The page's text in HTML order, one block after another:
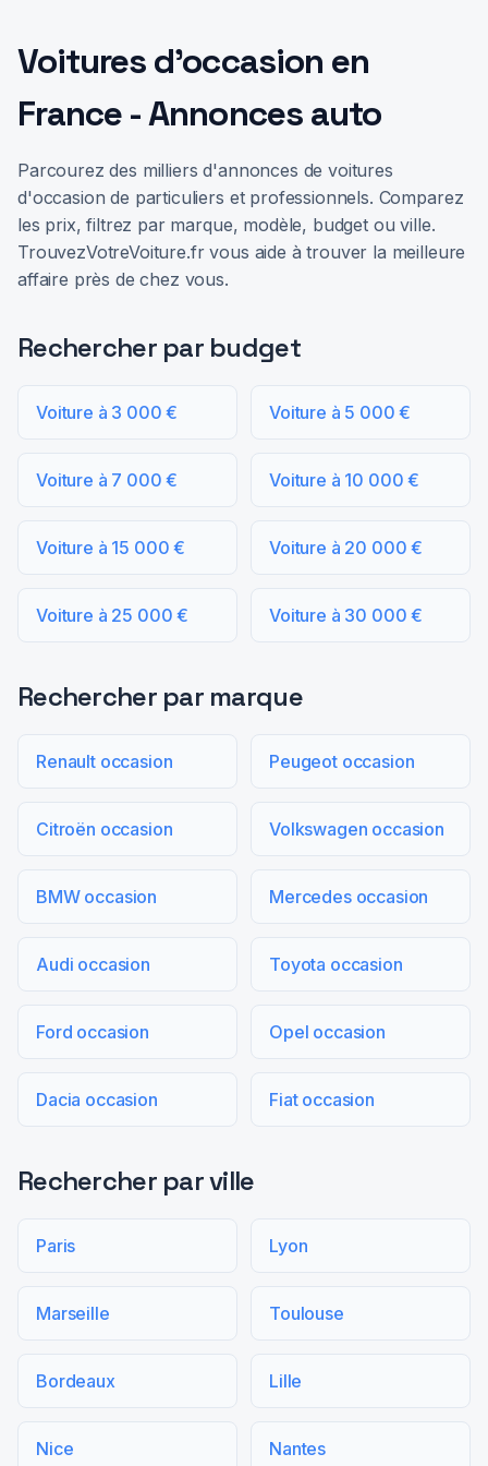
Voitures d'occasion en
France - Annonces auto
Parcourez des milliers d'annonces de voitures
d'occasion de particuliers et professionnels. Comparez
les prix, filtrez par marque, modèle, budget ou ville.
TrouvezVotreVoiture.fr vous aide à trouver la meilleure
affaire près de chez vous.
Rechercher par budget
Voiture à 3 000 € Voiture à 5 000 €
Voiture à 7 000 € Voiture à 10 000 €
Voiture à 15 000 € Voiture à 20 000 €
Voiture à 25 000 € Voiture à 30 000 €
Rechercher par marque
Renault occasion Peugeot occasion
Citroën occasion Volkswagen occasion
BMW occasion Mercedes occasion
Audi occasion Toyota occasion
Ford occasion Opel occasion
Dacia occasion Fiat occasion
Rechercher par ville
Paris Lyon
Marseille Toulouse
Bordeaux Lille
Nice Nantes